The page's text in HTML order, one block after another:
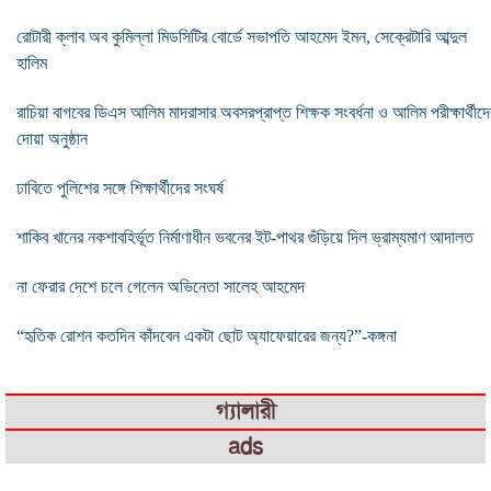
রোটারী ক্লাব অব কুমিল্লা মিডসিটির বোর্ডে সভাপতি আহমেদ ইমন, সেক্রেটারি আব্দুল
হালিম
রাচিয়া বাগবের ডিএস আলিম মাদরাসার অবসরপ্রাপ্ত শিক্ষক সংবর্ধনা ও আলিম
দোয়া অনুষ্ঠান
ঢাবিতে পুলিশের সঙ্গে শিক্ষার্থীদের সংঘর্ষ
শাকিব খানের নকশাবহির্ভূত নির্মাণাধীন ভবনের ইট-পাথর গুঁড়িয়ে দিল ভ্রাম্যমাণ আদালত
না ফেরার দেশে চলে গেলেন অভিনেতা সালেহ আহমেদ
“হৃতিক রোশন কতদিন কাঁদবেন একটা ছোট অ্যাফেয়ারের জন্য?”-কঙ্গনা
গ্যালারী
ads